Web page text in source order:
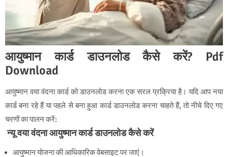
आयुष्मान कार्ड डाउनलोड कैसे करें? Pdf
Download
आयुष्मान वया वंदना कार्ड को डाउनलोड करना एक सरल प्रक्रिया है। यदि आप नया
कार्ड बना रहे हैं या पहले से बना हुआ कार्ड डाउनलोड करना चाहते हैं, तो नीचे दिए गए
चरणों का पालन करें:
न्यू वया वंदना आयुष्मान कार्ड डाउनलोड कैसे करें
आयुष्मान योजना की आधिकारिक वेबसाइट पर जाएं।